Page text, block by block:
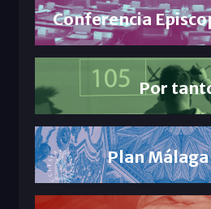
Conferencia
Por
Plan Málaga